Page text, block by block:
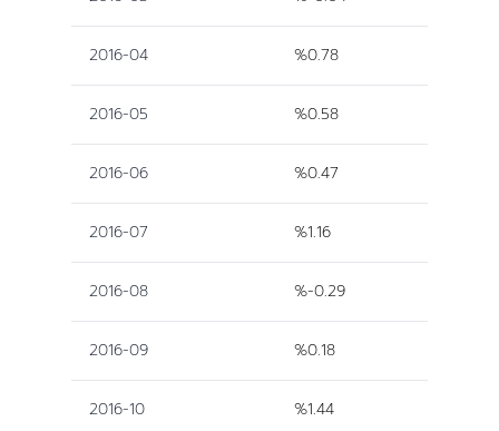
2016-04 %0.78
2016-05 %0.58
2016-06 %0.47
2016-07 %1.16
2016-08 %-0.29
2016-09 %0.18
2016-10 %1.44